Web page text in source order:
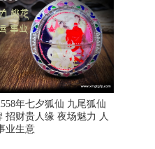
年七夕狐仙 九尾狐仙
招财贵人缘 夜场魅力 人
业生意